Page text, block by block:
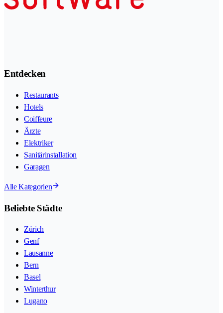
Entdecken
Restaurants
Hotels
Coiffeure
Ärzte
Elektriker
Sanitärinstallation
Garagen
Alle Kategorien
Beliebte Städte
Zürich
Genf
Lausanne
Bern
Basel
Winterthur
Lugano